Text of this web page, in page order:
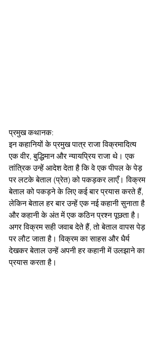
प्रमुख कथानक:
इन कहानियों के प्रमुख पात्र राजा विक्रमादित्य
एक वीर, बुद्धिमान और न्यायप्रिय राजा थे। एक
तांत्रिक उन्हें आदेश देता है कि वे एक पीपल के पेड़
पर लटके बेताल (प्रेत) को पकड़कर लाएँ। विक्रम
बेताल को पकड़ने के लिए कई बार प्रयास करते हैं,
लेकिन बेताल हर बार उन्हें एक नई कहानी सुनाता है
और कहानी के अंत में एक कठिन प्रश्न पूछता है।
अगर विक्रम सही जवाब देते हैं, तो बेताल वापस पेड़
पर लौट जाता है। विक्रम का साहस और धैर्य
देखकर बेताल उन्हें अपनी हर कहानी में उलझाने का
प्रयास करता है।